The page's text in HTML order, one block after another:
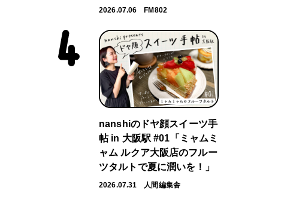
2026.07.06 FM802
nanshiのドヤ顔スイーツ手
帖 in 大阪駅 #01「ミャムミ
ャム ルクア大阪店のフルー
ツタルトで夏に潤いを！」
2026.07.31 人間編集舎